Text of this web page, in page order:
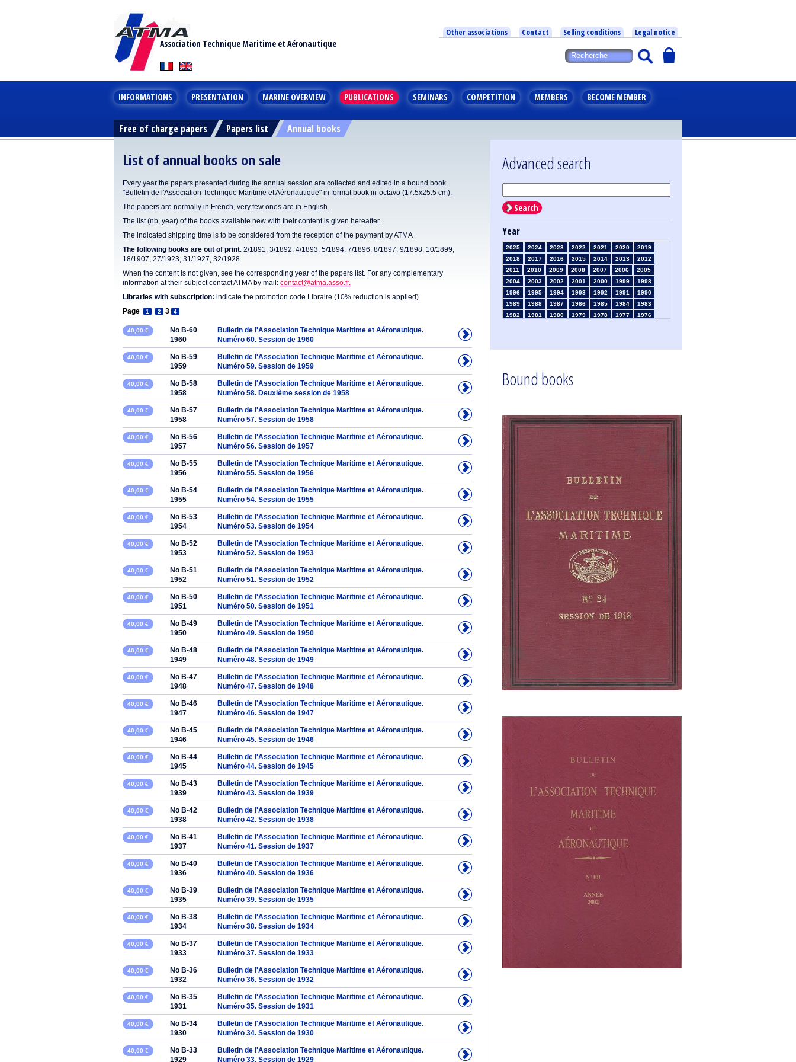
Association Technique Maritime et Aéronautique
Other associations Contact Selling conditions Legal notice
INFORMATIONS PRESENTATION MARINE OVERVIEW PUBLICATIONS SEMINARS COMPETITION MEMBERS BECOME MEMBER
Free of charge papers Papers list Annual books
List of annual books on sale
Every year the papers presented during the annual session are collected and edited in a bound book
"Bulletin de l'Association Technique Maritime et Aéronautique" in format book in-octavo (17.5x25.5 cm).
The papers are normally in French, very few ones are in English.
The list (nb, year) of the books available new with their content is given hereafter.
The indicated shipping time is to be considered from the reception of the payment by ATMA
The following books are out of print: 2/1891, 3/1892, 4/1893, 5/1894, 7/1896, 8/1897, 9/1898, 10/1899,
18/1907, 27/1923, 31/1927, 32/1928
When the content is not given, see the corresponding year of the papers list. For any complementary
information at their subject contact ATMA by mail: contact@atma.asso.fr.
Libraries with subscription: indicate the promotion code Libraire (10% reduction is applied)
Page
1 2 3 4
40,00 €
No B-60
1960
Bulletin de l'Association Technique Maritime et Aéronautique.
Numéro 60. Session de 1960
40,00 €
No B-59
1959
Bulletin de l'Association Technique Maritime et Aéronautique.
Numéro 59. Session de 1959
40,00 €
No B-58
1958
Bulletin de l'Association Technique Maritime et Aéronautique.
Numéro 58. Deuxième session de 1958
40,00 €
No B-57
1958
Bulletin de l'Association Technique Maritime et Aéronautique.
Numéro 57. Session de 1958
40,00 €
No B-56
1957
Bulletin de l'Association Technique Maritime et Aéronautique.
Numéro 56. Session de 1957
40,00 €
No B-55
1956
Bulletin de l'Association Technique Maritime et Aéronautique.
Numéro 55. Session de 1956
40,00 €
No B-54
1955
Bulletin de l'Association Technique Maritime et Aéronautique.
Numéro 54. Session de 1955
40,00 €
No B-53
1954
Bulletin de l'Association Technique Maritime et Aéronautique.
Numéro 53. Session de 1954
40,00 €
No B-52
1953
Bulletin de l'Association Technique Maritime et Aéronautique.
Numéro 52. Session de 1953
40,00 €
No B-51
1952
Bulletin de l'Association Technique Maritime et Aéronautique.
Numéro 51. Session de 1952
40,00 €
No B-50
1951
Bulletin de l'Association Technique Maritime et Aéronautique.
Numéro 50. Session de 1951
40,00 €
No B-49
1950
Bulletin de l'Association Technique Maritime et Aéronautique.
Numéro 49. Session de 1950
40,00 €
No B-48
1949
Bulletin de l'Association Technique Maritime et Aéronautique.
Numéro 48. Session de 1949
40,00 €
No B-47
1948
Bulletin de l'Association Technique Maritime et Aéronautique.
Numéro 47. Session de 1948
40,00 €
No B-46
1947
Bulletin de l'Association Technique Maritime et Aéronautique.
Numéro 46. Session de 1947
40,00 €
No B-45
1946
Bulletin de l'Association Technique Maritime et Aéronautique.
Numéro 45. Session de 1946
40,00 €
No B-44
1945
Bulletin de l'Association Technique Maritime et Aéronautique.
Numéro 44. Session de 1945
40,00 €
No B-43
1939
Bulletin de l'Association Technique Maritime et Aéronautique.
Numéro 43. Session de 1939
40,00 €
No B-42
1938
Bulletin de l'Association Technique Maritime et Aéronautique.
Numéro 42. Session de 1938
40,00 €
No B-41
1937
Bulletin de l'Association Technique Maritime et Aéronautique.
Numéro 41. Session de 1937
40,00 €
No B-40
1936
Bulletin de l'Association Technique Maritime et Aéronautique.
Numéro 40. Session de 1936
40,00 €
No B-39
1935
Bulletin de l'Association Technique Maritime et Aéronautique.
Numéro 39. Session de 1935
40,00 €
No B-38
1934
Bulletin de l'Association Technique Maritime et Aéronautique.
Numéro 38. Session de 1934
40,00 €
No B-37
1933
Bulletin de l'Association Technique Maritime et Aéronautique.
Numéro 37. Session de 1933
40,00 €
No B-36
1932
Bulletin de l'Association Technique Maritime et Aéronautique.
Numéro 36. Session de 1932
40,00 €
No B-35
1931
Bulletin de l'Association Technique Maritime et Aéronautique.
Numéro 35. Session de 1931
40,00 €
No B-34
1930
Bulletin de l'Association Technique Maritime et Aéronautique.
Numéro 34. Session de 1930
40,00 €
No B-33
1929
Bulletin de l'Association Technique Maritime et Aéronautique.
Numéro 33. Session de 1929
Advanced search
Search
Year
2025 2024 2023 2022 2021 2020
2019
2018
2017 2016 2015 2014 2013
2012
2011
2010 2009 2008 2007 2006
2005
2004
2003 2002 2001 2000 1999
1998
1996
1995 1994 1993 1992 1991
1990
1989
1988 1987 1986 1985 1984
1983
1982
1981 1980 1979 1978 1977
1976
1961
1960 1959 1958 1957 1956
1955
1946
1935
1934 1933 1932
1903
1902 1901 1900 1895 1890
Bound books